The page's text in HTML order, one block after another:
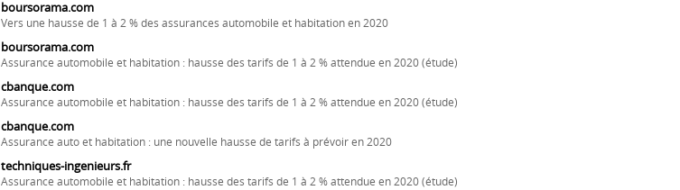
boursorama.com
Vers une hausse de 1 à 2 % des assurances automobile et habitation en 2020
boursorama.com
Assurance automobile et habitation : hausse des tarifs de 1 à 2 % attendue en 2020 (étude)
cbanque.com
Assurance automobile et habitation : hausse des tarifs de 1 à 2 % attendue en 2020 (étude)
cbanque.com
Assurance auto et habitation : une nouvelle hausse de tarifs à prévoir en 2020
techniques-ingenieurs.fr
Assurance automobile et habitation : hausse des tarifs de 1 à 2 % attendue en 2020 (étude)